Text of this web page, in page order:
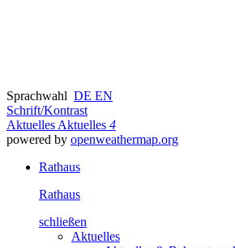
Sprachwahl DE EN
Schrift/Kontrast
Aktuelles Aktuelles 4
powered by openweathermap.org
Rathaus
Rathaus
schließen
Aktuelles